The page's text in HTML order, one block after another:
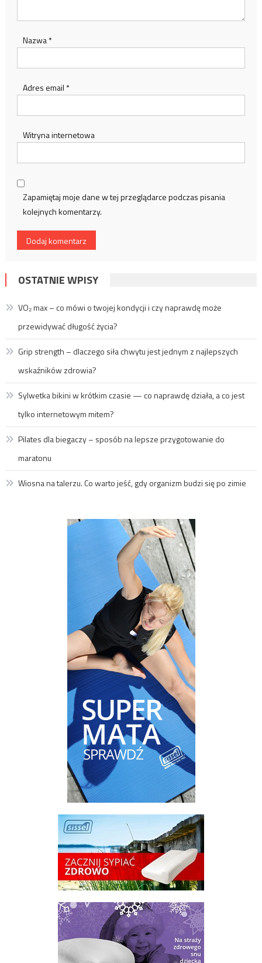
Nazwa*
Adres email *
Witryna internetowa
Zapamiętaj moje dane w tej przeglądarce podczas pisania
kolejnych komentarzy.
OSTATNIE WPISY
VO₂ max – co mówi o twojej kondycji i czy naprawdę może
przewidywać długość życia?
Grip strength – dlaczego siła chwytu jest jednym z najlepszych
wskaźników zdrowia?
Sylwetka bikini w krótkim czasie — co naprawdę działa, a co jest
tylko internetowym mitem?
Pilates dla biegaczy – sposób na lepsze przygotowanie do
maratonu
Wiosna na talerzu. Co warto jeść, gdy organizm budzi się po zimie